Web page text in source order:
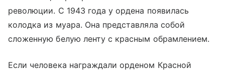
революции. С 1943 года у ордена появилась
колодка из муара. Она представляла собой
сложенную белую ленту с красным обрамлением.
Если человека награждали орденом Красной